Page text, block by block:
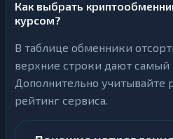
Как выбрать
курсом?
В таблице обменники
верхние строки дают
Дополнительно учитывайте
рейтинг сервиса.